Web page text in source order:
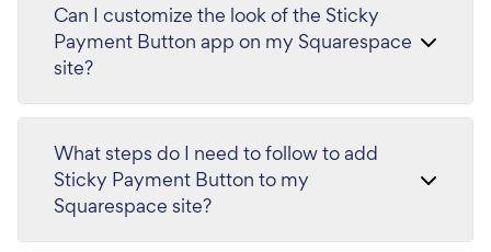
Can I customize the look of the Sticky
Payment Button app on my Squarespace
site?
What steps do I need to follow to add
Sticky Payment Button to my
Squarespace site?